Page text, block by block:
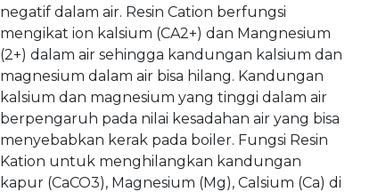
negatif dalam air. Resin Cation berfungsi
mengikat ion kalsium (CA2+) dan Mangnesium
(2+) dalam air sehingga kandungan kalsium dan
magnesium dalam air bisa hilang. Kandungan
kalsium dan magnesium yang tinggi dalam air
berpengaruh pada nilai kesadahan air yang bisa
menyebabkan kerak pada boiler. Fungsi Resin
Kation untuk menghilangkan kandungan
kapur (CaCO3), Magnesium (Mg), Calsium (Ca) di